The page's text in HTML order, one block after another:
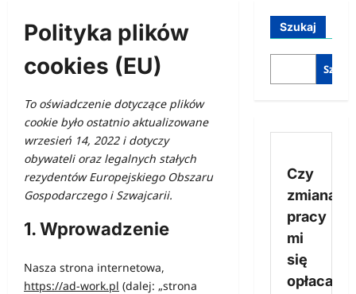
Polityka plików
cookies (EU)
To oświadczenie dotyczące plików
cookie było ostatnio aktualizowane
wrzesień 14, 2022 i dotyczy
obywateli oraz legalnych stałych
rezydentów Europejskiego Obszaru
Gospodarczego i Szwajcarii.
1. Wprowadzenie
Nasza strona internetowa,
https://ad-work.pl (dalej: „strona
Szukaj
Szukaj
Czy
zmiana
pracy
mi
się
opłaca?